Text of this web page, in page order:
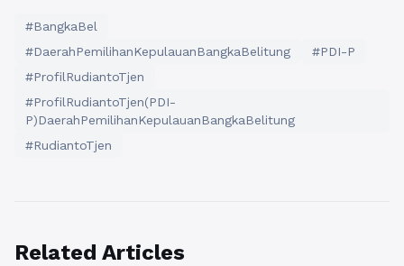
#BangkaBel
#DaerahPemilihanKepulauanBangkaBelitung
#PDI-P
#ProfilRudiantoTjen
#ProfilRudiantoTjen(PDI-
P)DaerahPemilihanKepulauanBangkaBelitung
#RudiantoTjen
Related Articles